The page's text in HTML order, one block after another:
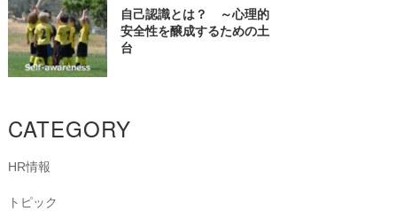
自己認識とは？ ～心理的
安全性を醸成するための土
台
CATEGORY
HR情報
トピック